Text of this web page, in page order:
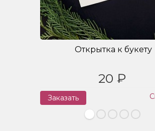
Открытка к букету
20 ₽
Заказать